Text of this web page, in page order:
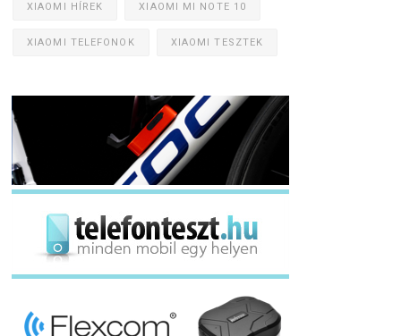
XIAOMI HÍREK XIAOMI MI NOTE 10
XIAOMI TELEFONOK XIAOMI TESZTEK